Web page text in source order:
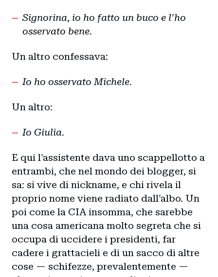
Signorina, io ho fatto un buco e l'ho
osservato bene.
Un altro confessava:
Io ho osservato Michele.
Un altro:
Io Giulia.
E qui l'assistente dava uno scappellotto a
entrambi, che nel mondo dei blogger, si
sa: si vive di nickname, e chi rivela il
proprio nome viene radiato dall'albo. Un
poi come la CIA insomma, che sarebbe
una cosa americana molto segreta che si
occupa di uccidere i presidenti, far
cadere i grattacieli e di un sacco di altre
cose — schifezze, prevalentemente —